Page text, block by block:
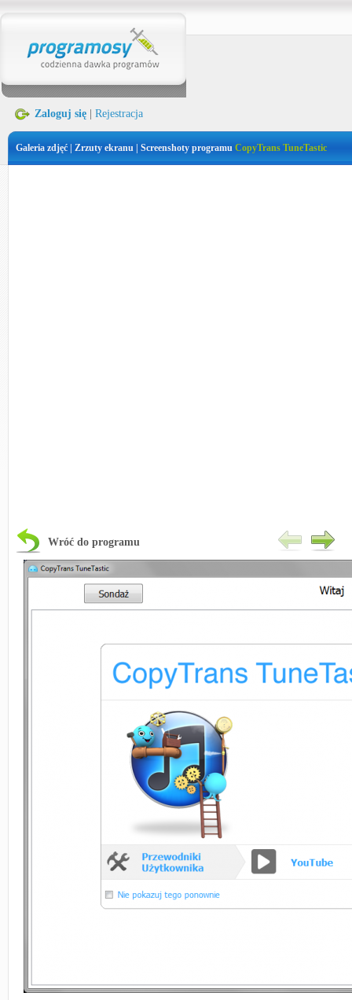
Zaloguj się Rejestracja
Galeria zdjęć | Zrzuty ekranu | Screenshoty programu CopyTrans TuneTastic
Wróć do programu